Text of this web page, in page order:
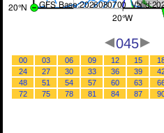
045
00 03 06 09 12 15
24
27 30 33 36 39
48
51 54 57 60 63
72
75 78 81 84 87